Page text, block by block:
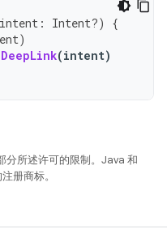
intent : Intent?)
{
)
(intent)
分所述许可的限制。Java 和
册商标。